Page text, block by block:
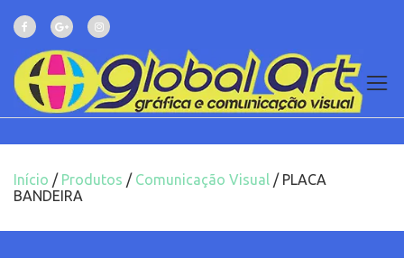
Início / Produtos / Comunicação Visual / PLACA
BANDEIRA